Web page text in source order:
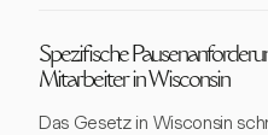
Spezifische
Mitarbeiter in Wisconsin
Das Gesetz in Wisconsin